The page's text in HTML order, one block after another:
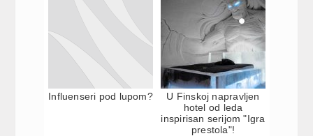
Influenseri pod lupom?
U Finskoj napravljen
hotel od leda
inspirisan serijom "Igra
prestola"!